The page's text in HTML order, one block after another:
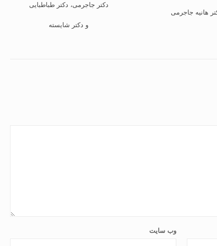
هانیه جاجرمی
دکتر جاجرمی، دکتر طباطبایی
و دکتر شایسته
وب‌ سایت